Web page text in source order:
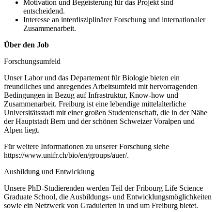
Motivation und Begeisterung für das Projekt sind
entscheidend.
Interesse an interdisziplinärer Forschung und internationaler
Zusammenarbeit.
Über den Job
Forschungsumfeld
Unser Labor und das Departement für Biologie bieten ein
freundliches und anregendes Arbeitsumfeld mit hervorragenden
Bedingungen in Bezug auf Infrastruktur, Know-how und
Zusammenarbeit. Freiburg ist eine lebendige mittelalterliche
Universitätsstadt mit einer großen Studentenschaft, die in der Nähe
der Hauptstadt Bern und der schönen Schweizer Voralpen und
Alpen liegt.
Für weitere Informationen zu unserer Forschung siehe
https://www.unifr.ch/bio/en/groups/auer/.
Ausbildung und Entwicklung
Unsere PhD-Studierenden werden Teil der Fribourg Life Science
Graduate School, die Ausbildungs- und Entwicklungsmöglichkeiten
sowie ein Netzwerk von Graduierten in und um Freiburg bietet.